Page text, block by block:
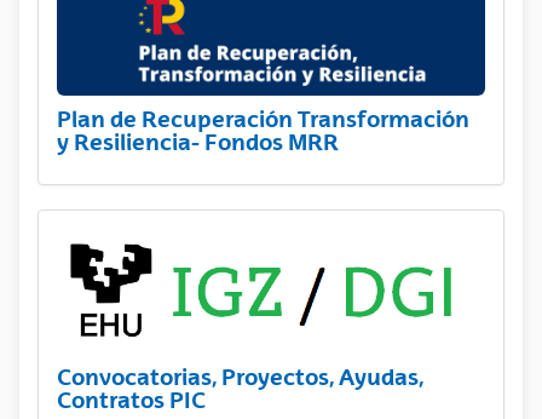
Plan de Recuperación Transformación
y Resiliencia- Fondos MRR
Convocatorias, Proyectos, Ayudas,
Contratos PIC